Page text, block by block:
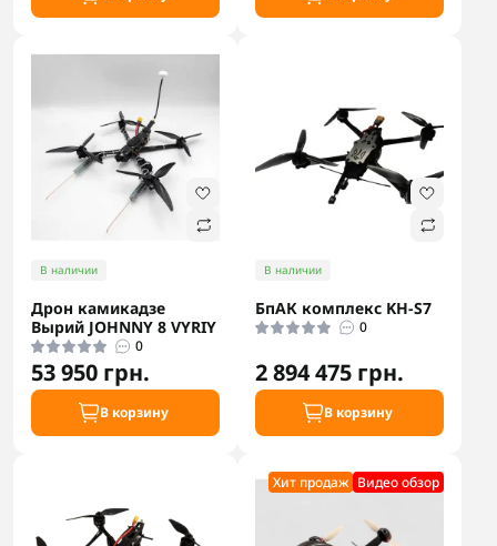
В наличии
Дрон камикадзе
Вырий JOHNNY 8 VYRIY
0
53 950 грн.
В корзину
В наличии
БпАК комплекс KH-S7
0
2 894 475 грн.
В корзину
Хит продаж Видео обзор